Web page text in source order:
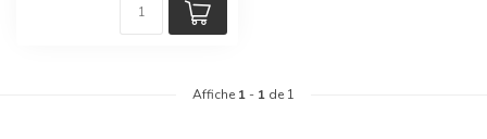
Affiche 1 - 1 de 1